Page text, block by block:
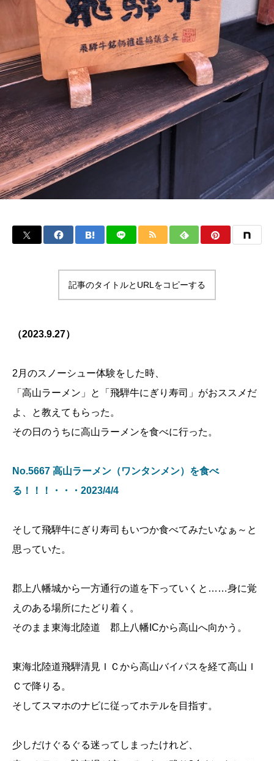
記事のタイトルとURLをコピーする
（2023.9.27）
2月のスノーシュー体験をした時、
「高山ラーメン」と「飛騨牛にぎり寿司」がおススメだ
よ、と教えてもらった。
その日のうちに高山ラーメンを食べに行った。
No.5667 高山ラーメン（ワンタンメン）を食べ
る！！！・・・2023/4/4
そして飛騨牛にぎり寿司もいつか食べてみたいなぁ～と
思っていた。
郡上八幡城から一方通行の道を下っていくと……身に覚
えのある場所にたどり着く。
そのまま東海北陸道 郡上八幡ICから高山へ向かう。
東海北陸道飛騨清見ＩＣから高山バイパスを経て高山Ｉ
Ｃで降りる。
そしてスマホのナビに従ってホテルを目指す。
少しだけぐるぐる迷ってしまったけれど、